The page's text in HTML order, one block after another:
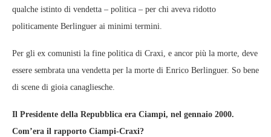
qualche istinto di vendetta – politica – per chi aveva ridotto
politicamente Berlinguer ai minimi termini.
Per gli ex comunisti la fine politica di Craxi, e ancor più la morte, deve
essere sembrata una vendetta per la morte di Enrico Berlinguer. So bene
di scene di gioia canagliesche.
Il Presidente della Repubblica era Ciampi, nel gennaio 2000.
Com’era il rapporto Ciampi-Craxi?